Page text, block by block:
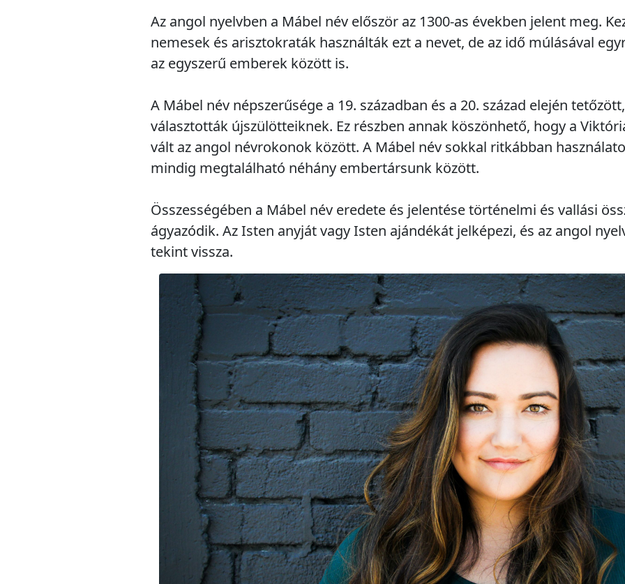
Az angol nyelvben a Mábel név először az 1300-as években jelent meg.
nemesek és arisztokraták használták ezt a nevet, de az idő múlásával
az egyszerű emberek között is.
A Mábel név népszerűsége a 19. században és a 20. század elején
választották újszülötteiknek. Ez részben annak köszönhető, hogy a
vált az angol névrokonok között. A Mábel név sokkal ritkábban
mindig megtalálható néhány embertársunk között.
Összességében a Mábel név eredete és jelentése történelmi és vallási
ágyazódik. Az Isten anyját vagy Isten ajándékát jelképezi, és az angol
tekint vissza.